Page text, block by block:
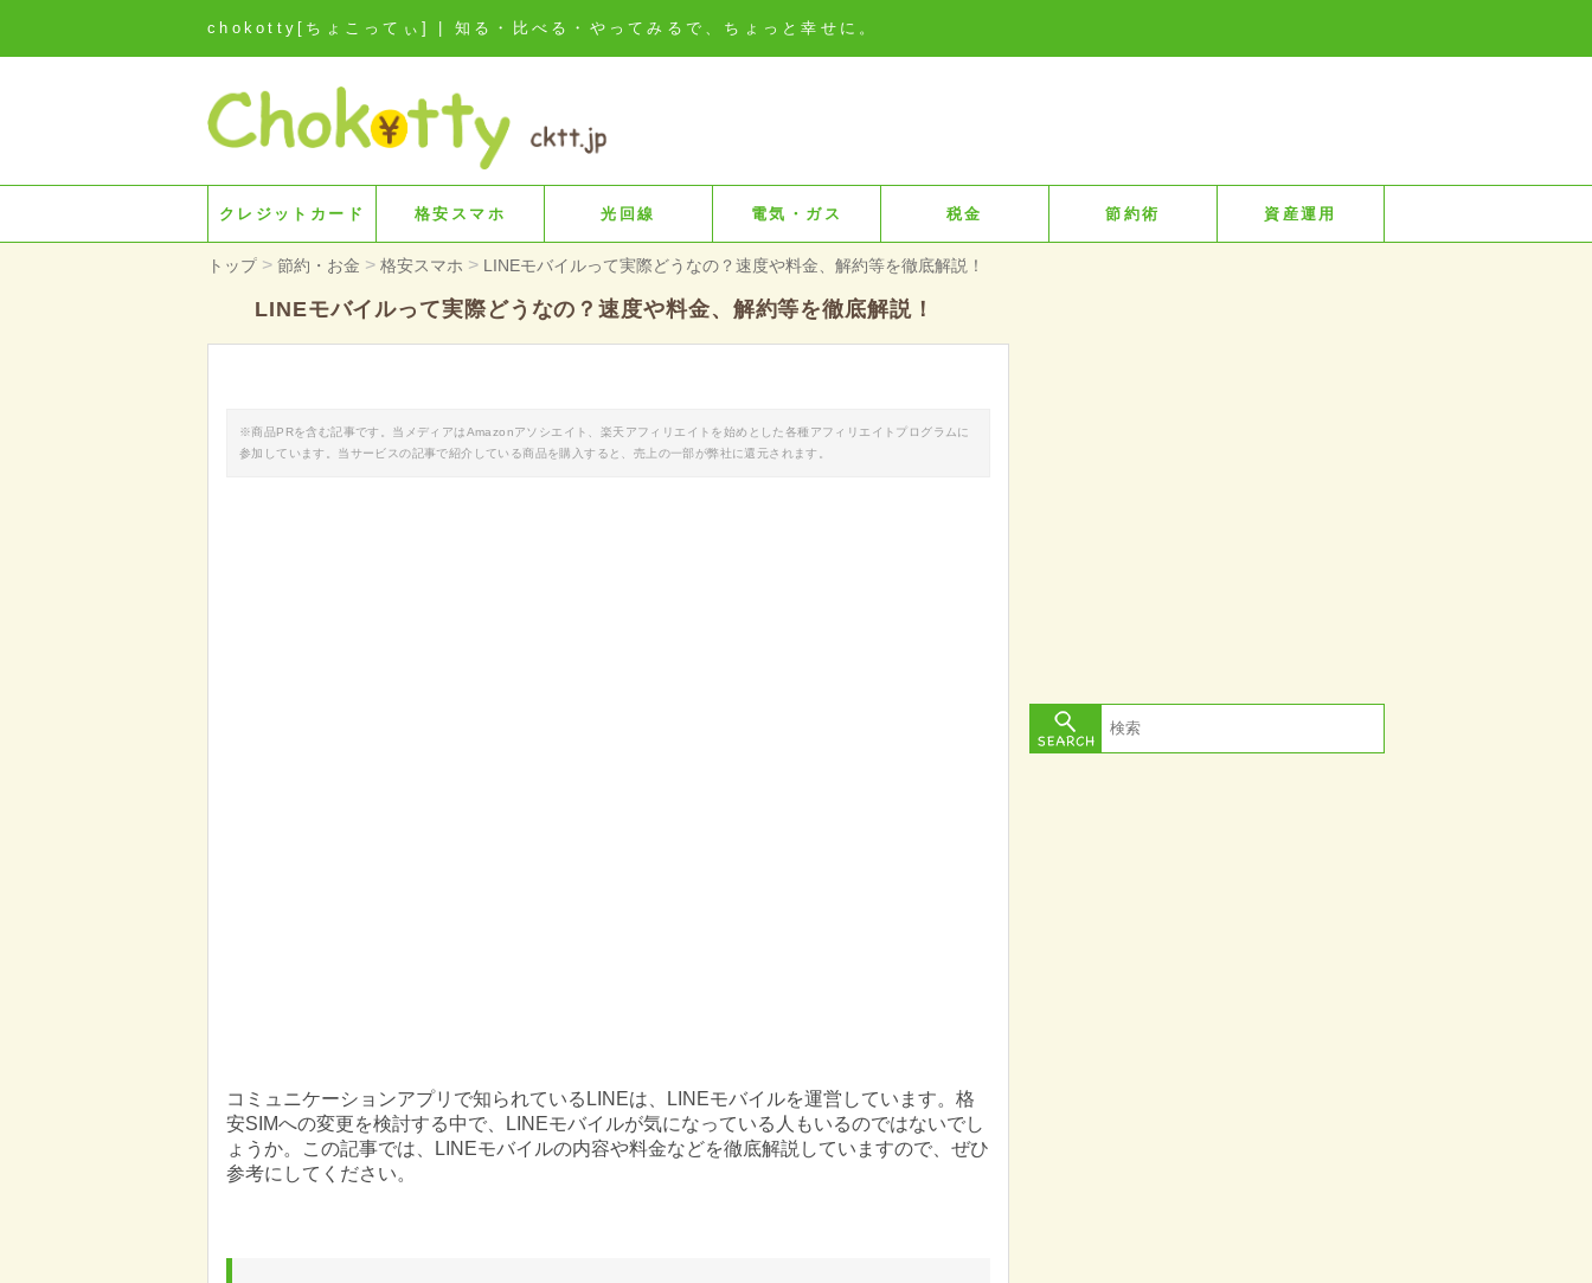
chokotty[ちょこってぃ] | 知る・比べる・やってみるで、ちょっと幸せに。
クレジットカード 格安スマホ 光回線 電気・ガス 税金 節約術 資産運用
トップ > 節約・お金 > 格安スマホ > LINEモバイルって実際どうなの？速度や料金、解約等を徹底解説！
LINEモバイルって実際どうなの？速度や料金、解約等を徹底解説！
※商品PRを含む記事です。当メディアはAmazonアソシエイト、楽天アフィリエイトを始めとした各種アフィリエイトプログラムに
参加しています。当サービスの記事で紹介している商品を購入すると、売上の一部が弊社に還元されます。
コミュニケーションアプリで知られているLINEは、LINEモバイルを運営しています。格
安SIMへの変更を検討する中で、LINEモバイルが気になっている人もいるのではないでし
ょうか。この記事では、LINEモバイルの内容や料金などを徹底解説していますので、ぜひ
参考にしてください。